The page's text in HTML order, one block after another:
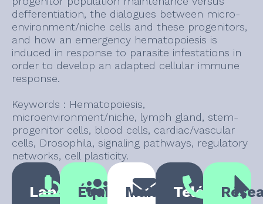
Laboratoire
ÉquipeMail Téléphone
defferentiation, the dialogues between micro-
environment/niche cells and these progenitors,
and how an emergency hematopoiesis is
induced in response to parasite infestations in
order to develop an adapted cellular immune
response.
Keywords : Hematopoiesis,
microenvironment/niche, lymph gland, stem-
progenitor cells, blood cells, cardiac/vascular
cells, Drosophila, signaling pathways, regulatory
networks, cell plasticity.